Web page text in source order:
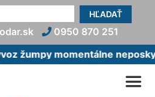
HĽADAŤ
0950 870 251
žumpy momentálne